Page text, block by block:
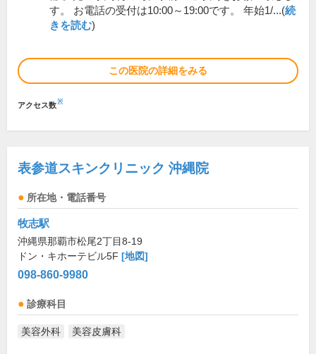
す。 お電話の受付は10:00～19:00です。 年始1/...(続
きを読む)
この医院の詳細をみる
アクセス数※
表参道スキンクリニック 沖縄院
所在地・電話番号
牧志駅
沖縄県那覇市松尾2丁目8-19
ドン・キホーテビル5F [地図]
098-860-9980
診療科目
美容外科 美容皮膚科